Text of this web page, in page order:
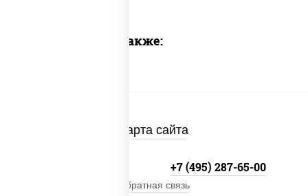
Предлагаем также:
Карта сайта
+7 (495) 287-65-00
Обратная связь